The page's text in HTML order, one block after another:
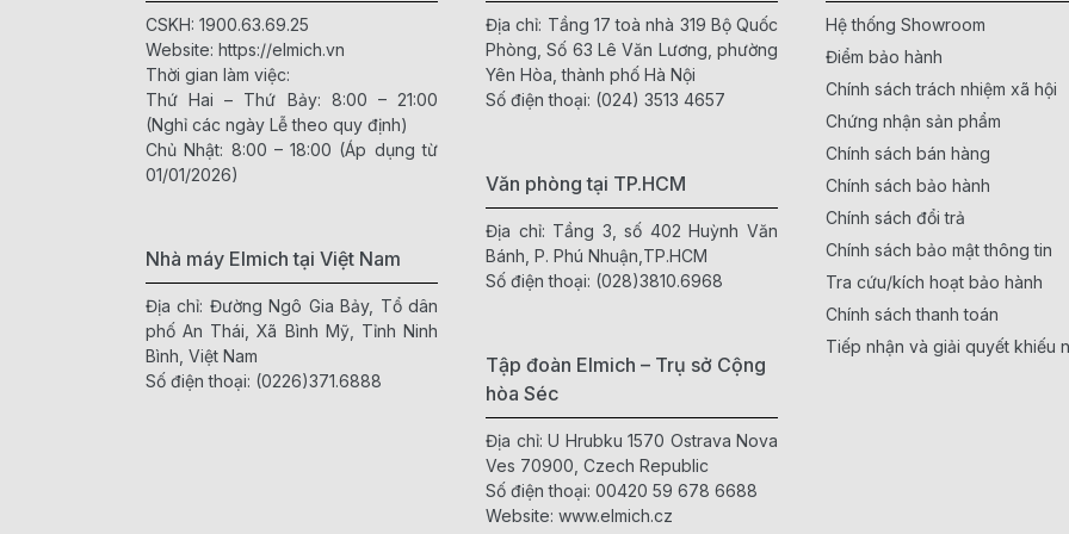
CSKH: 1900.63.69.25
Website: https://elmich.vn
Thời gian làm việc:
Thứ Hai – Thứ Bảy: 8:00 – 21:00
(Nghỉ các ngày Lễ theo quy định)
Chủ Nhật: 8:00 – 18:00 (Áp dụng từ
01/01/2026)
Nhà máy Elmich tại Việt Nam
Địa chỉ: Đường Ngô Gia Bảy, Tổ dân
phố An Thái, Xã Bình Mỹ, Tỉnh Ninh
Bình, Việt Nam
Số điện thoại: (0226)371.6888
Địa chỉ: Tầng 17 toà nhà 319 Bộ Quốc
Phòng, Số 63 Lê Văn Lương, phường
Yên Hòa, thành phố Hà Nội
Số điện thoại: (024) 3513 4657
Văn phòng tại TP.HCM
Địa chỉ: Tầng 3, số 402 Huỳnh Văn
Bánh, P. Phú Nhuận,TP.HCM
Số điện thoại: (028)3810.6968
Tập đoàn Elmich – Trụ sở Cộng
hòa Séc
Địa chỉ: U Hrubku 1570 Ostrava Nova
Ves 70900, Czech Republic
Số điện thoại: 00420 59 678 6688
Website: www.elmich.cz
Hệ thống Showroom
Điểm bảo hành
Chính sách trách nhiệm xã hội
Chứng nhận sản phẩm
Chính sách bán hàng
Chính sách bảo hành
Chính sách đổi trả
Chính sách bảo mật thông tin
Tra cứu/kích hoạt bảo hành
Chính sách thanh toán
Tiếp nhận và giải quyết khiếu